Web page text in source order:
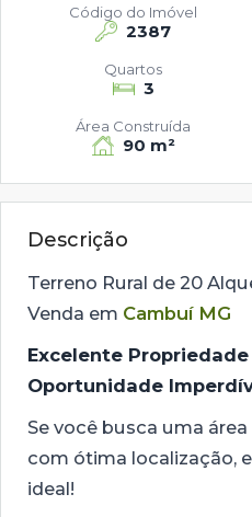
2387
Código do Imóvel
3
Quartos
90 m²
Área Construída
Descrição
Terreno Rural de 20
Venda em Cambuí MG
Excelente Propriedade
Oportunidade
Se você busca uma
com ótima localização,
ideal!